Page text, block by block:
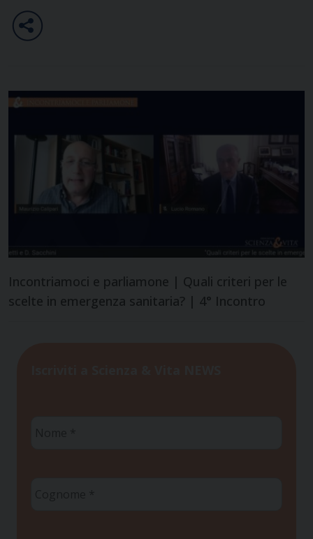
Incontriamoci e parliamone | Quali criteri per le
scelte in emergenza sanitaria? | 4° Incontro